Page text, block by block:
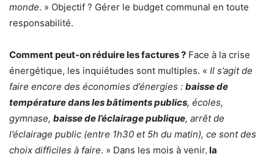
monde. » Objectif ? Gérer le budget communal en toute
responsabilité.
Comment peut-on réduire les factures ? Face à la crise
énergétique, les inquiétudes sont multiples. « Il s’agit de
faire encore des économies d’énergies : baisse de
température dans les bâtiments publics, écoles,
gymnase, baisse de l’éclairage publique, arrêt de
l’éclairage public (entre 1h30 et 5h du matin), ce sont des
choix difficiles à faire. » Dans les mois à venir, la